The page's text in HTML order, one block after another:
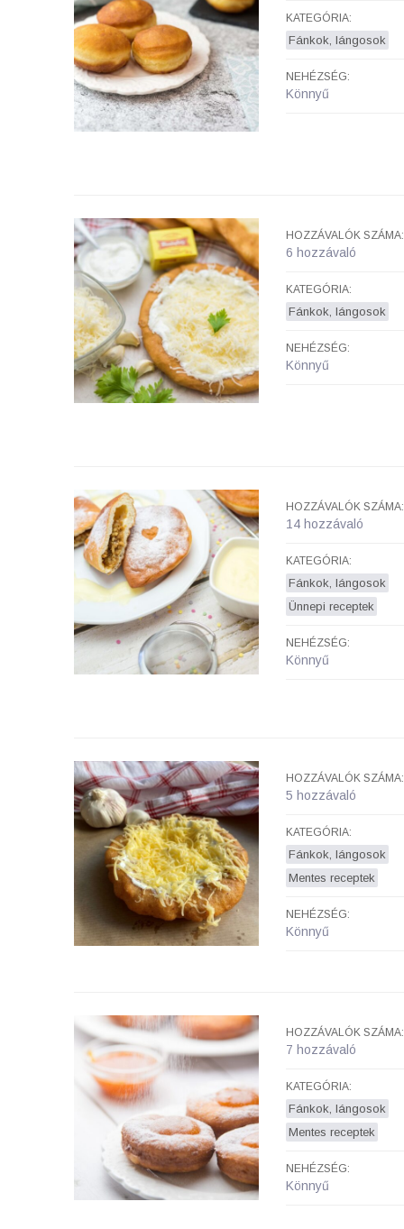
KATEGÓRIA:
Fánkok, lángosok
NEHÉZSÉG:
Könnyű
HOZZÁVALÓK SZÁMA:
6 hozzávaló
KATEGÓRIA:
Fánkok, lángosok
NEHÉZSÉG:
Könnyű
HOZZÁVALÓK SZÁMA:
14 hozzávaló
KATEGÓRIA:
Fánkok, lángosok
Ünnepi receptek
NEHÉZSÉG:
Könnyű
HOZZÁVALÓK SZÁMA:
5 hozzávaló
KATEGÓRIA:
Fánkok, lángosok
Mentes receptek
NEHÉZSÉG:
Könnyű
HOZZÁVALÓK SZÁMA:
7 hozzávaló
KATEGÓRIA:
Fánkok, lángosok
Mentes receptek
NEHÉZSÉG:
Könnyű